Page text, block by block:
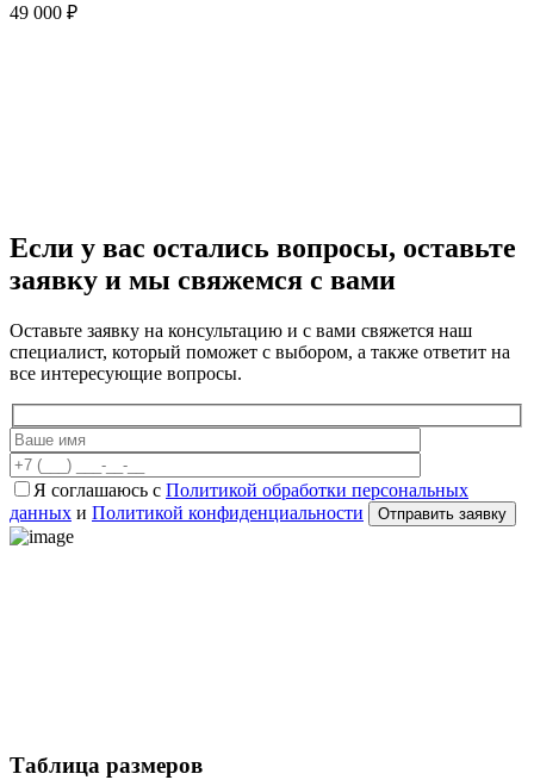
49 000 ₽
Если у вас остались вопросы, оставьте
заявку и мы свяжемся с вами
Оставьте заявку на консультацию и с вами свяжется наш
специалист, который поможет с выбором, а также ответит на
все интересующие вопросы.
Я соглашаюсь с Политикой обработки персональных
данных и Политикой конфиденциальности
Таблица размеров